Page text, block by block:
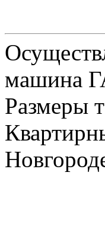
машина
Размеры